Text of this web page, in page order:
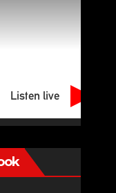
Listen live